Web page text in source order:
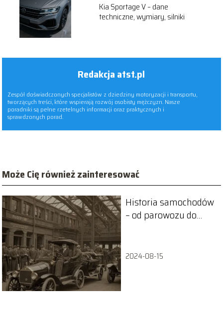
Kia Sportage V – dane
techniczne, wymiary, silniki
Redakcja atst.pl
Zespół doświadczonych specjalistów z dziedziny motoryzacji i transportu,
tworzących treści, które wspierają rozwój osobisty mężczyzn. Nasze
poradniki są pełne rzetelnych informacji oraz praktycznych i
sprawdzonych porad.
Może Cię również zainteresować
Historia samochodów
– od parowozu do
2024-08-15